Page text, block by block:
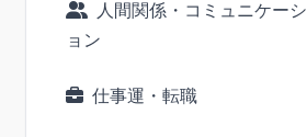
人間関係・コミュニケーシ
ョン
仕事運・転職